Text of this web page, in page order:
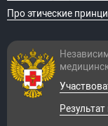
Про этические